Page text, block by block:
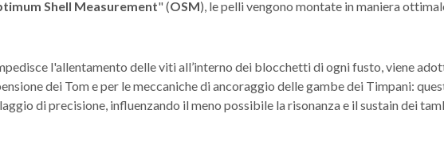
Shell Measurement" (OSM), le pelli vengono montate in maniera
l'allentamento delle viti all’interno dei blocchetti di ogni fusto, viene
dei Tom e per le meccaniche di ancoraggio delle gambe dei Timpani:
di precisione, influenzando il meno possibile la risonanza e il sustain dei